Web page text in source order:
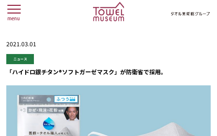
menu
2021.03.01
ニュース
「ハイドロ銀チタン®ソフトガーゼマスク」が防衛省で採用。